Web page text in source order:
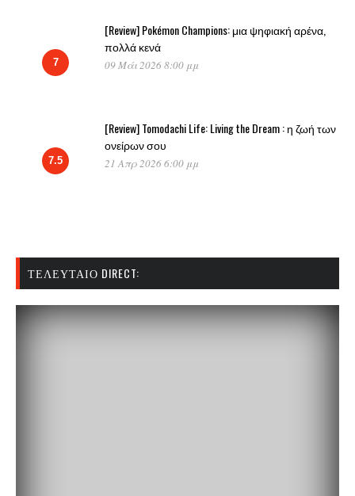
7
[Review] Pokémon Champions: μια ψηφιακή αρένα,
πολλά κενά
09 Μάι 2026 8:00 μμ
7.5
[Review] Tomodachi Life: Living the Dream : η ζωή των
ονείρων σου
21 Απρ 2026 6:00 μμ
ΤΕΛΕΥΤΑΊΟ DIRECT: